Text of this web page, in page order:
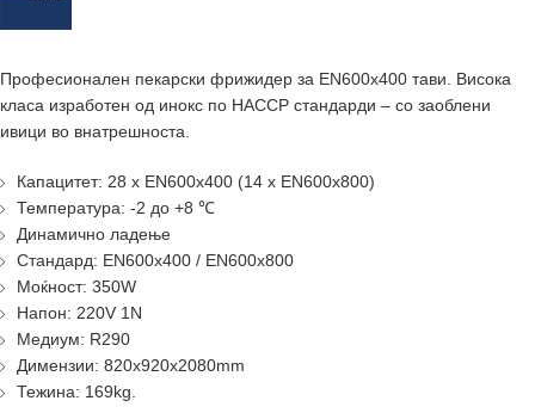
Професионален пекарски фрижидер за EN600x400 тави. Висока
класа изработен од инокс по HACCP стандарди – со заоблени
ивици во внатрешноста.
Капацитет: 28 x EN600x400 (14 x EN600x800)
Температура: -2 до +8 ℃
Динамично ладење
Стандард: EN600x400 / EN600x800
Моќност: 350W
Напон: 220V 1N
Медиум: R290
Димензии: 820x920x2080mm
Тежина: 169kg.